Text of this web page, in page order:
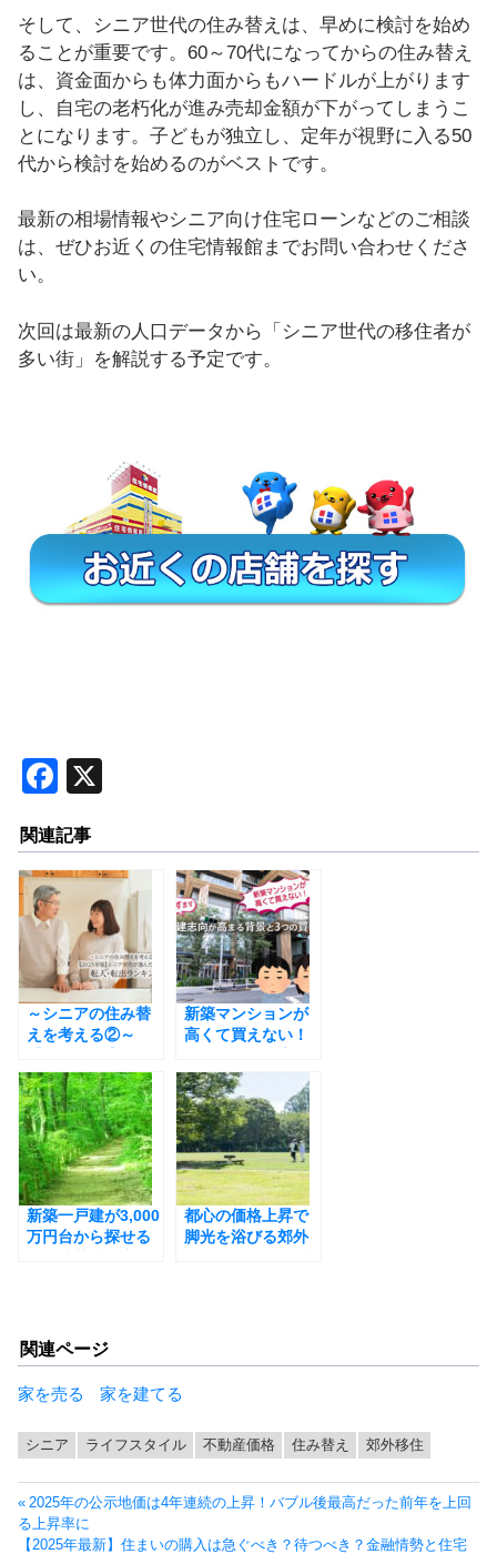
そして、シニア世代の住み替えは、早めに検討を始め
ることが重要です。60～70代になってからの住み替え
は、資金面からも体力面からもハードルが上がります
し、自宅の老朽化が進み売却金額が下がってしまうこ
とになります。子どもが独立し、定年が視野に入る50
代から検討を始めるのがベストです。
最新の相場情報やシニア向け住宅ローンなどのご相談
は、ぜひお近くの住宅情報館までお問い合わせくださ
い。
次回は最新の人口データから「シニア世代の移住者が
多い街」を解説する予定です。
F
c
e
b
o
o
k
関連記事
～シニアの住み替
えを考える②～
ア世代が選んだ街
はどこだ？転入・
転出ランキング
新築マンションが
高くて買えない！
が高まる背景と3つ
の買い方
新築一戸建が3,000
万円台から探せる
都心の価格上昇で
脚光を浴びる郊外
関連ページ
家を売る 家を建てる
シニア ライフスタイル 不動産価格 住み替え 郊外移住
投
稿
ナ
前
の
投
2025年の公示地価は4年連続の上昇！バブル後最高だった前年を上回
る上昇率に
次【2025年最新】住まいの購入は急ぐべき？待つべき？金融情勢と住宅